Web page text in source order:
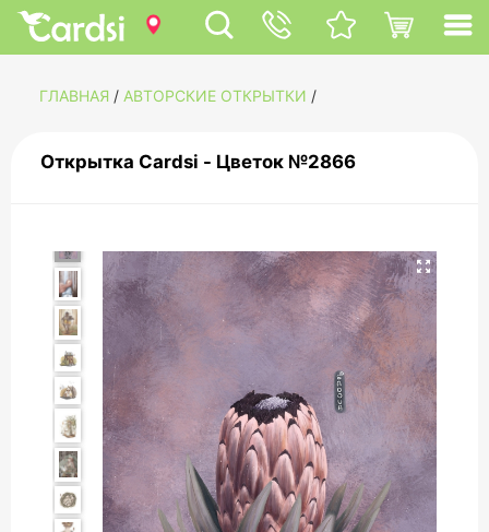
ГЛАВНАЯ / АВТОРСКИЕ ОТКРЫТКИ /
Открытка Cardsi - Цветок №2866